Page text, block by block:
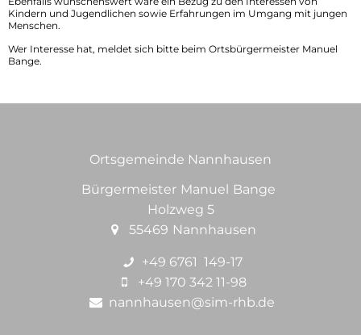
Schmiedelpark
Nachbargemeinden
Kindern und Jugendlichen sowie Erfahrungen im Umgang mit jungen
Menschen.
Wer Interesse hat, meldet sich bitte beim Ortsbürgermeister Manuel
Bange.
Ortsgemeinde Nannhausen
Bürgermeister Manuel Bange
Holzweg 5
55469 Nannhausen
+49 6761 149-17
+49 170 342 11-98
nannhausen@sim-rhb.de